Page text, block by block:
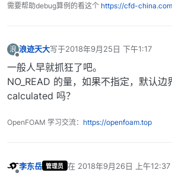
需要帮助debug算例的看这个 https://cfd-
浪 浪迹天大写于2018年9月25日 下午1:17
最后由 编辑
一般人早就抓狂了吧。
NO_READ 的量，如果不指定，默认边
calculated 吗？
OpenFOAM 学习交流： https://openfoam.top
李东岳 管理员 在 2018年9月26日 上午12:37
最后由 编辑